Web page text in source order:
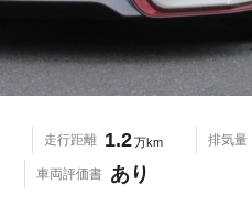
走行距離 1.2万km 排気量
車両評価書 あり